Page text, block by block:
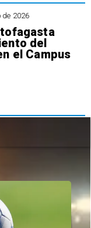
de 2026
del
el Campus